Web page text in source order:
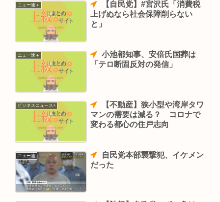
ニュー速＋
上げぬなら社会保障削らない
と」
ニュー速＋
小池都知事、安倍氏国葬は
「テロ断固反対の発信」
ビジネスニュース+
マンの需要は減る？ コロナで
変わる都心の住戸志向
ニュー速
だった